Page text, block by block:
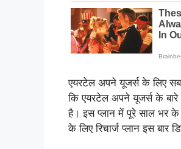
एयरटेल अपने यूजर्स के लिए
कि एयरटेल अपने यूजर्स के
है। इस प्लान में पूरे साल भर के
के लिए रिचार्ज प्लान इस बार